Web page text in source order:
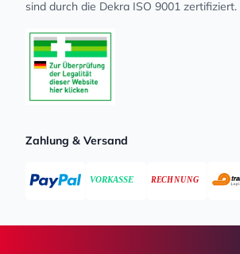
sind durch die Dekra ISO 9001 zertifiziert.
Zahlung & Versand